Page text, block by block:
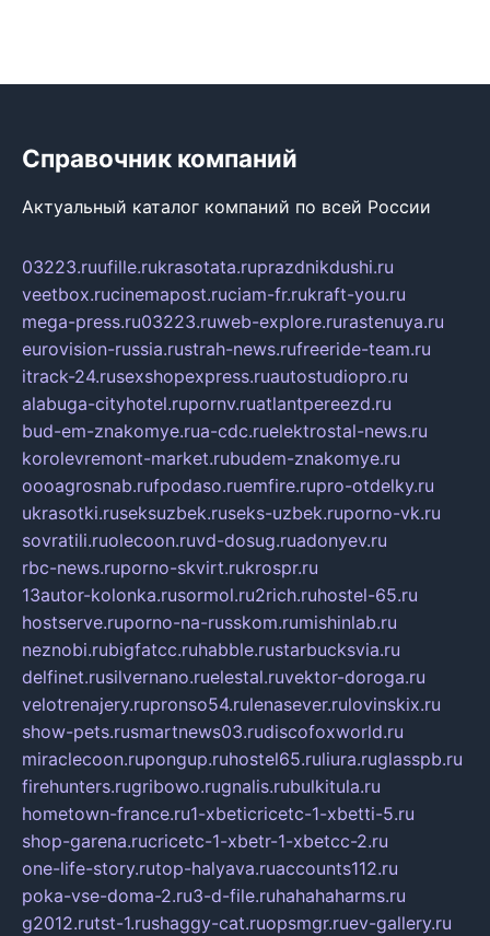
Справочник компаний
Актуальный каталог компаний по всей России
03223.ruufille.rukrasotata.ruprazdnikdushi.ru
veetbox.rucinemapost.ruciam-fr.rukraft-you.ru
mega-press.ru03223.ruweb-explore.rurastenuya.ru
eurovision-russia.rustrah-news.rufreeride-team.ru
itrack-24.rusexshopexpress.ruautostudiopro.ru
alabuga-cityhotel.rupornv.ruatlantpereezd.ru
bud-em-znakomye.rua-cdc.ruelektrostal-news.ru
korolevremont-market.rubudem-znakomye.ru
oooagrosnab.rufpodaso.ruemfire.rupro-otdelky.ru
ukrasotki.ruseksuzbek.ruseks-uzbek.ruporno-vk.ru
sovratili.ruolecoon.ruvd-dosug.ruadonyev.ru
rbc-news.ruporno-skvirt.rukrospr.ru
13autor-kolonka.rusormol.ru2rich.ruhostel-65.ru
hostserve.ruporno-na-russkom.rumishinlab.ru
neznobi.rubigfatcc.ruhabble.rustarbucksvia.ru
delfinet.rusilvernano.ruelestal.ruvektor-doroga.ru
velotrenajery.rupronso54.rulenasever.rulovinskix.ru
show-pets.rusmartnews03.rudiscofoxworld.ru
miraclecoon.rupongup.ruhostel65.ruliura.ruglasspb.ru
firehunters.rugribowo.rugnalis.rubulkitula.ru
hometown-france.ru1-xbeticricetc-1-xbetti-5.ru
shop-garena.rucricetc-1-xbetr-1-xbetcc-2.ru
one-life-story.rutop-halyava.ruaccounts112.ru
poka-vse-doma-2.ru3-d-file.ruhahahaharms.ru
g2012.rutst-1.rushaggy-cat.ruopsmgr.ruev-gallery.ru